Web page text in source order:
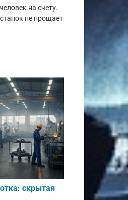
на счету.
не прощает
скрытая